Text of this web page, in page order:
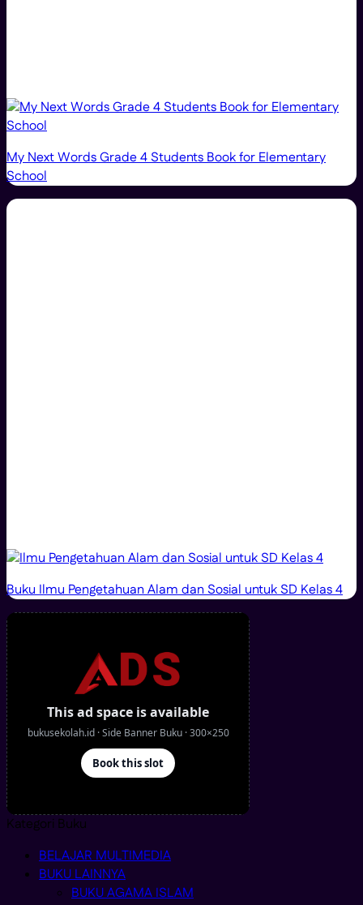
My Next Words Grade 4 Students Book for Elementary
School
Buku Ilmu Pengetahuan Alam dan Sosial untuk SD Kelas 4
Kategori Buku
BELAJAR MULTIMEDIA
BUKU LAINNYA
BUKU AGAMA ISLAM